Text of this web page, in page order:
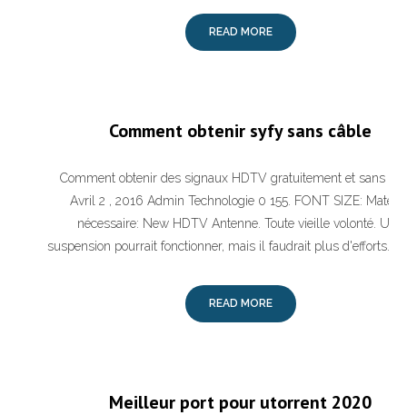
READ MORE
Comment obtenir syfy sans câble
Comment obtenir des signaux HDTV gratuitement et sans
Avril 2 , 2016 Admin Technologie 0 155. FONT SIZE:
nécessaire: New HDTV Antenne. Toute vieille volonté. Une
suspension pourrait fonctionner, mais il faudrait plus d'efforts.
READ MORE
Meilleur port pour utorrent 2020